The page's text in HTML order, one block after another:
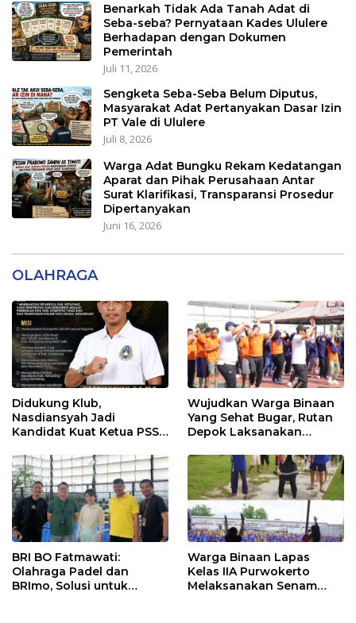
Benarkah Tidak Ada Tanah Adat di
Seba-seba? Pernyataan Kades Ululere
Berhadapan dengan Dokumen
Pemerintah
Juli 11, 2026
Sengketa Seba-Seba Belum Diputus,
Masyarakat Adat Pertanyakan Dasar Izin
PT Vale di Ululere
Juli 8, 2026
Warga Adat Bungku Rekam Kedatangan
Aparat dan Pihak Perusahaan Antar
Surat Klarifikasi, Transparansi Prosedur
Dipertanyakan
Juni 16, 2026
OLAHRAGA
Didukung Klub,
Nasdiansyah Jadi
Kandidat Kuat Ketua PSSI
Wujudkan Warga Binaan
Yang Sehat Bugar, Rutan
Depok Laksanakan
BRI BO Fatmawati:
Olahraga Padel dan
BRImo, Solusi untuk
Warga Binaan Lapas
Kelas IIA Purwokerto
Melaksanakan Senam